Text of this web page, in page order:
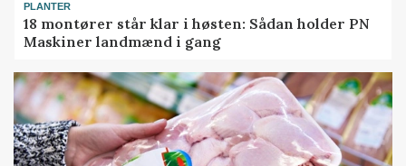
PLANTER
18 montører står klar i høsten: Sådan holder PN
Maskiner landmænd i gang